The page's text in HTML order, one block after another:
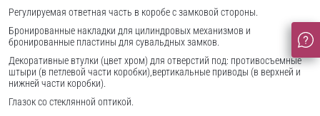
Регулируемая ответная часть в коробе с замковой стороны.
Бронированные накладки для цилиндровых механизмов и
бронированные пластины для сувальдных замков.
Декоративные втулки (цвет хром) для отверстий под: противосъемные
штыри (в петлевой части коробки),вертикальные приводы (в верхней и
нижней части коробки).
Глазок со стеклянной оптикой.